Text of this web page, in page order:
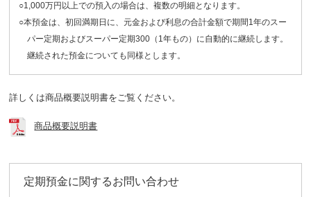
○1,000万円以上での預入の場合は、複数の明細となります。
○本預金は、初回満期日に、元金および利息の合計金額で期間1年のスー
パー定期およびスーパー定期300（1年もの）に自動的に継続します。
継続された預金についても同様とします。
詳しくは商品概要説明書をご覧ください。
商品概要説明書
定期預金に関するお問い合わせ